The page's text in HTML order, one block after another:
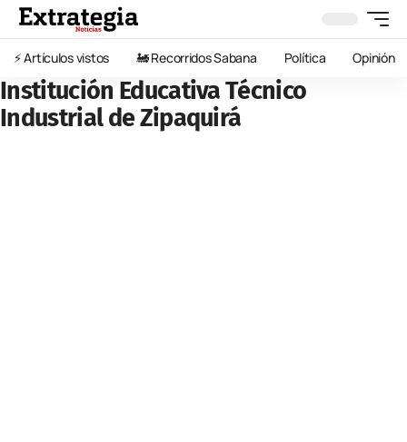
⚡️ Artículos vistos 🚂 Recorridos Sabana Política Opinión
Institución Educativa Técnico
Industrial de Zipaquirá